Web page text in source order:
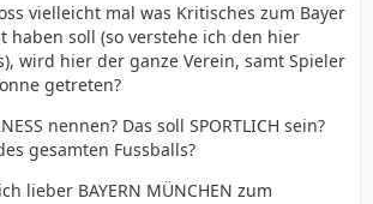
vielleicht mal was Kritisches zum Bayer
haben soll (so verstehe ich den hier
wird hier der ganze Verein, samt Spieler
getreten?
nennen? Das soll SPORTLICH sein?
gesamten Fussballs?
lieber BAYERN MÜNCHEN zum